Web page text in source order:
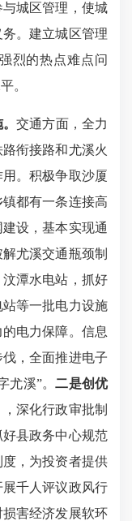
城区管理，使城
务。建立城区管理
烈的热点难点问
。
交通方面，全力
衔接路和尤溪火
。积极争取沙厦
都有一条连接高
设，基本实现通
尤溪交通瓶颈制
潭水电站，抓好
等一批电力设施
电力保障。信息
伐，全面推进电子
尤溪”。二是创优
深化行政审批制
好县政务中心规范
，为投资者提供
展千人评议政风行
损害经济发展软环